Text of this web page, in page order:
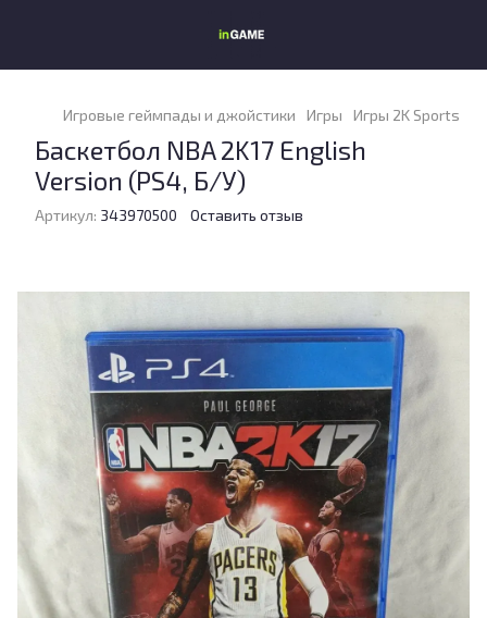
Игровые геймпады и джойстики Игры Игры 2K Sports
Баскетбол NBA 2K17 English
Version (PS4, Б/У)
Артикул: 343970500 Оставить отзыв